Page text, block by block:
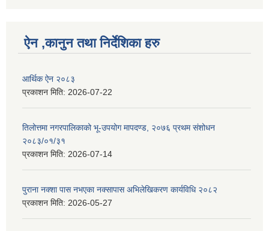
ऐन ,कानुन तथा निर्देशिका हरु
आर्थिक ऐन २०८३
प्रकाशन मिति: 2026-07-22
तिलोत्तमा नगरपालिकाको भू-उपयोग मापदण्ड, २०७६ प्रथम संशोधन
२०८३/०१/३१
प्रकाशन मिति: 2026-07-14
पुराना नक्शा पास नभएका नक्सापास अभिलेखिकरण कार्यविधि २०८२
प्रकाशन मिति: 2026-05-27